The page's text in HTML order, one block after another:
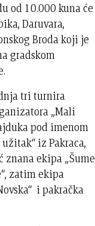
od 10.000 kuna će
Daruvara,
Broda koji je
gradskom
tri turnira
„Mali
pod imenom
iz Pakraca,
znana ekipa „Šume
zatim ekipa
i pakračka